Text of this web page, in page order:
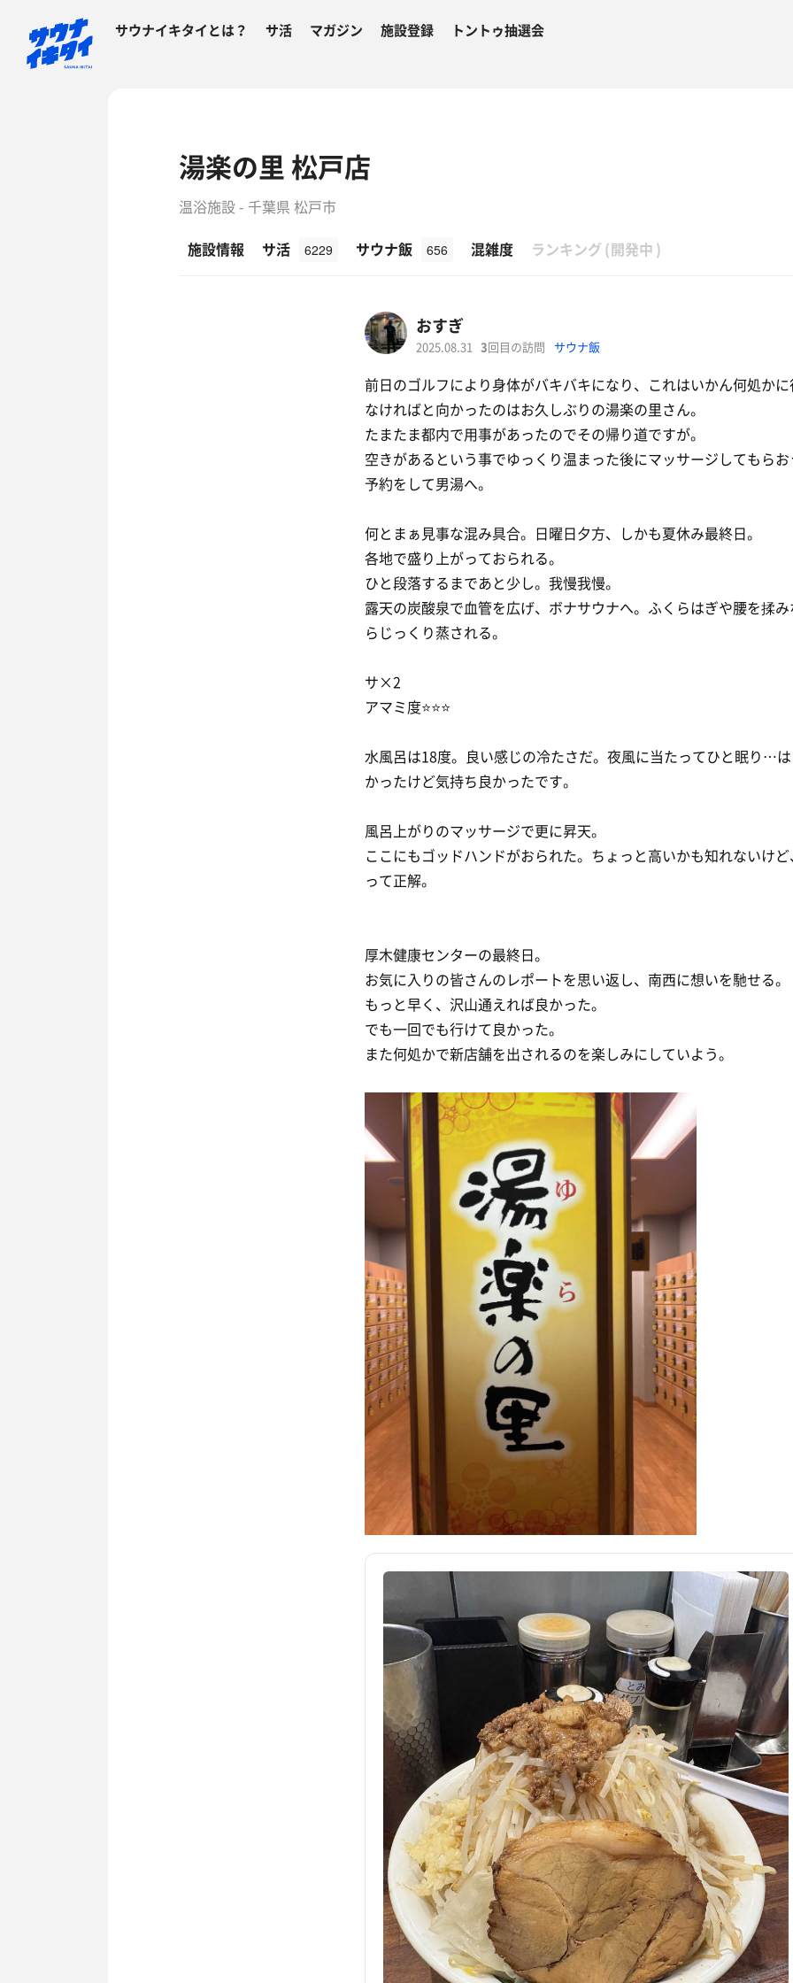
サウナイキタイとは？ サ活 マガジン 施設登録 トントゥ抽選会
湯楽の里 松戸店
温浴施設 - 千葉県 松戸市
施設情報
サ活 6229 サウナ飯 656 混雑度 ランキング (開発中 )
おすぎ
2025.08.31 3回目の訪問 サウナ飯
前日のゴルフにより身体がバキバキになり、これはいかん何処か
なければと向かったのはお久しぶりの湯楽の里さん。
たまたま都内で用事があったのでその帰り道ですが。
空きがあるという事でゆっくり温まった後にマッサージしてもら
予約をして男湯へ。
何とまぁ見事な混み具合。日曜日夕方、しかも夏休み最終日。
各地で盛り上がっておられる。
ひと段落するまであと少し。我慢我慢。
露天の炭酸泉で血管を広げ、ボナサウナへ。ふくらはぎや腰を揉
らじっくり蒸される。
サ×2
アマミ度⭐️⭐️⭐️
水風呂は18度。良い感じの冷たさだ。夜風に当たってひと眠り…
かったけど気持ち良かったです。
風呂上がりのマッサージで更に昇天。
ここにもゴッドハンドがおられた。ちょっと高いかも知れないけ
って正解。
厚木健康センターの最終日。
お気に入りの皆さんのレポートを思い返し、南西に想いを馳せる。
もっと早く、沢山通えれば良かった。
でも一回でも行けて良かった。
また何処かで新店舗を出されるのを楽しみにしていよう。